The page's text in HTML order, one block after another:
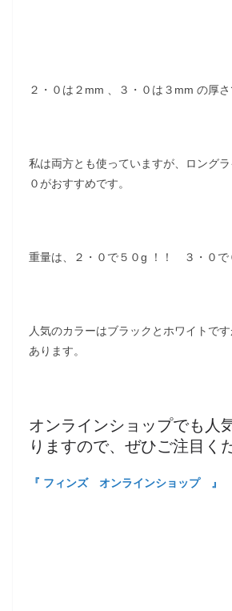
２・０は２mm 、３・０は３mm の厚さ
私は両方とも使っていますが、ロングラ
０がおすすめです。
重量は、２・０で５０g ！！ ３・０で
人気のカラーはブラックとホワイトで
あります。
オンラインショップでも人
りますので、ぜひご注目く
『 フィンズ オンラインショップ 』